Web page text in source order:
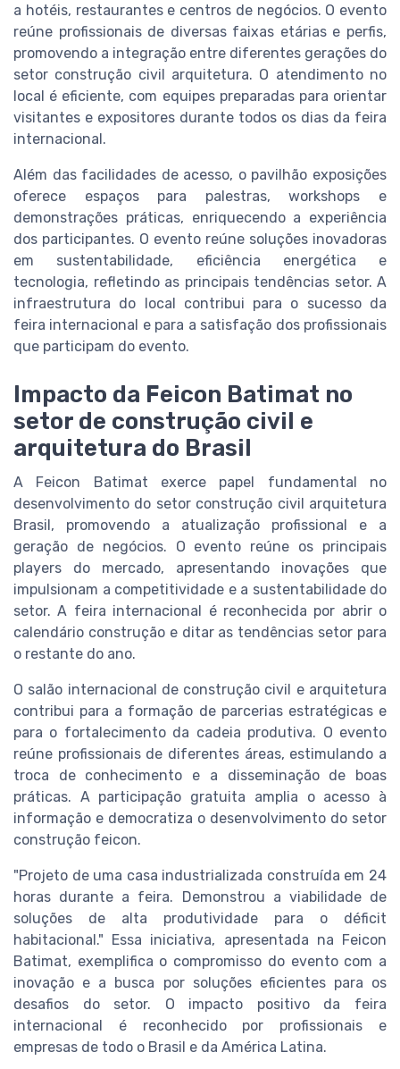
a hotéis, restaurantes e centros de negócios. O evento
reúne profissionais de diversas faixas etárias e perfis,
promovendo a integração entre diferentes gerações do
setor construção civil arquitetura. O atendimento no
local é eficiente, com equipes preparadas para orientar
visitantes e expositores durante todos os dias da feira
internacional.
Além das facilidades de acesso, o pavilhão exposições
oferece espaços para palestras, workshops e
demonstrações práticas, enriquecendo a experiência
dos participantes. O evento reúne soluções inovadoras
em sustentabilidade, eficiência energética e
tecnologia, refletindo as principais tendências setor. A
infraestrutura do local contribui para o sucesso da
feira internacional e para a satisfação dos profissionais
que participam do evento.
Impacto da Feicon Batimat no
setor de construção civil e
arquitetura do Brasil
A Feicon Batimat exerce papel fundamental no
desenvolvimento do setor construção civil arquitetura
Brasil, promovendo a atualização profissional e a
geração de negócios. O evento reúne os principais
players do mercado, apresentando inovações que
impulsionam a competitividade e a sustentabilidade do
setor. A feira internacional é reconhecida por abrir o
calendário construção e ditar as tendências setor para
o restante do ano.
O salão internacional de construção civil e arquitetura
contribui para a formação de parcerias estratégicas e
para o fortalecimento da cadeia produtiva. O evento
reúne profissionais de diferentes áreas, estimulando a
troca de conhecimento e a disseminação de boas
práticas. A participação gratuita amplia o acesso à
informação e democratiza o desenvolvimento do setor
construção feicon.
"Projeto de uma casa industrializada construída em 24
horas durante a feira. Demonstrou a viabilidade de
soluções de alta produtividade para o déficit
habitacional." Essa iniciativa, apresentada na Feicon
Batimat, exemplifica o compromisso do evento com a
inovação e a busca por soluções eficientes para os
desafios do setor. O impacto positivo da feira
internacional é reconhecido por profissionais e
empresas de todo o Brasil e da América Latina.